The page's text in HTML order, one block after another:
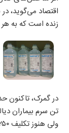
اقتصاد می‌گوید، در
زنده است که به
تن سرم بیماران
ولی هنوز تکلیف ۲۵۰ تن سرم تاریخ گذشته مشخص نیست.